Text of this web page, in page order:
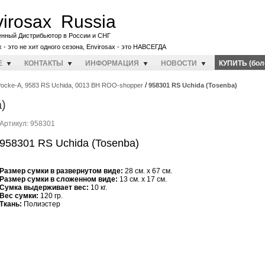
Russia
Дистрибьютор в России и СНГ
- это не хит одного сезона, Envirosax - это НАВСЕГДА
КОНТАКТЫ ИНФОРМАЦИЯ НОВОСТИ КУПИТЬ
A, 9583 RS Uchida, 0013 BH ROO-shopper /958301 RS Uchida (Tosenba)
Артикул: 958301
958301 RS Uchida (Tosenba)
Размер сумки в развернутом виде: 28 см. x 67 см.
Размер сумки в сложенном виде: 13 см. x 17 см.
Cумка выдерживает вес: 10 кг.
Вес сумки: 120 гр.
Ткань: Полиэстер